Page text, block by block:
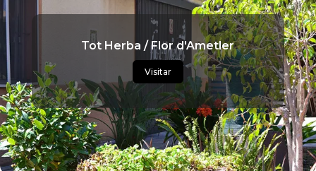
Tot Herba / Flor d'Ametler
Visitar